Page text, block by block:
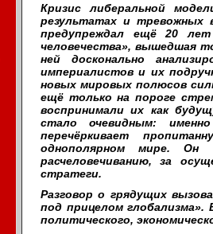
Кризис либеральной
результатах и тревожных
предупреждал ещё 20 лет
человечества», вышедшая
ней досконально
империалистов и их
новых мировых полюсов
ещё только на пороге
воспринимали их как
стало очевидным:
перечёркивает
однополярном мире. Он
расчеловечиванию, за
стратеги.
Разговор о грядущих
под прицелом глобализма».
политического,